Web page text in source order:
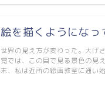
絵を描くようにな
世界の見え方が変わった。大げ
覚では、この目で見る景色の見
末、私は近所の絵画教室に通い